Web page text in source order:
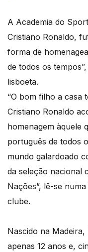
A Academia do
Cristiano Ronaldo,
forma de
de todos os
lisboeta.
“O bom filho a casa
Cristiano Ronaldo
homenagem àquele
português de todos
mundo galardoado
da seleção nacional
Nações”, lê-se
clube.
Nascido na
apenas 12 anos e,